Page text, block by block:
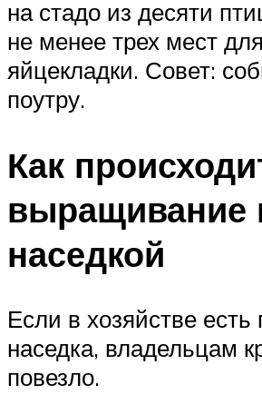
на стадо из десяти
не менее трех мест для
яйцекладки. Совет:
поутру.
Как
выращивание
наседкой
Если в хозяйстве есть
наседка, владельцам
повезло.